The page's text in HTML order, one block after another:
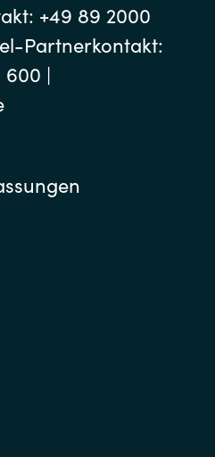
+49 89 2000
Partnerkontakt:
600 |